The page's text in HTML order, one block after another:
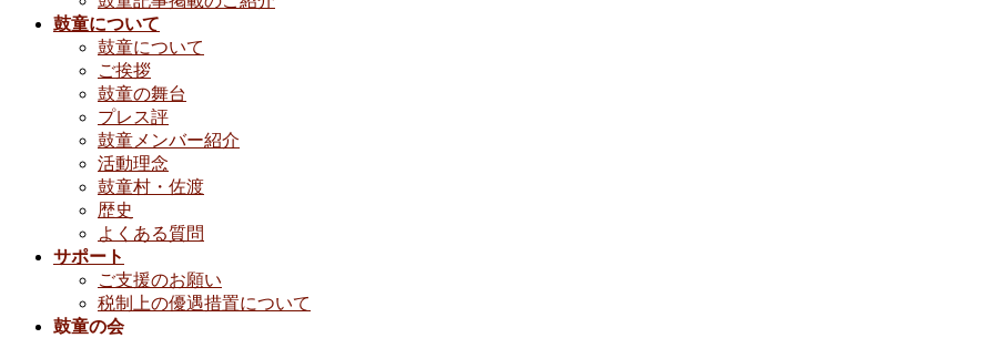
鼓童について
鼓童について
ご挨拶
鼓童の舞台
プレス評
鼓童メンバー紹介
活動理念
鼓童村・佐渡
歴史
よくある質問
サポート
ご支援のお願い
税制上の優遇措置について
鼓童の会